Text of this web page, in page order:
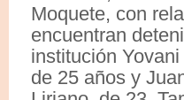
Moquete, con
encuentran
institución
de 25 años y